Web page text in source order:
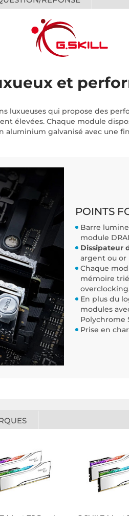
et
luxueuses qui propose des
élevées. Chaque module
aluminium galvanisé avec une
POINTS
Barre
module
Dissipateur
argent ou or
Chaque
mémoire
En plus du
modules
Polychrome
Prise en